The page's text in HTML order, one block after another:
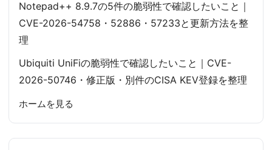
Notepad++ 8.9.7の5件の脆弱性で確認したいこと｜
CVE-2026-54758・52886・57233と更新方法を整
理
Ubiquiti UniFiの脆弱性で確認したいこと｜CVE-
2026-50746・修正版・別件のCISA KEV登録を整理
ホームを見る